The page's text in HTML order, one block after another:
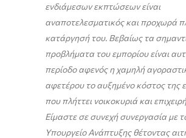
ενδιάμεσων εκπτώσεων είναι
αναποτελεσματικός και προχωρά
κατάργησή του. Βεβαίως τα
προβλήματα του εμπορίου είναι
περίοδο αφενός η χαμηλή
αφετέρου το αυξημένο κόστος της
που πλήττει νοικοκυριά και
Είμαστε σε συνεχή συνεργασία με
Υπουργείο Ανάπτυξης θέτοντας